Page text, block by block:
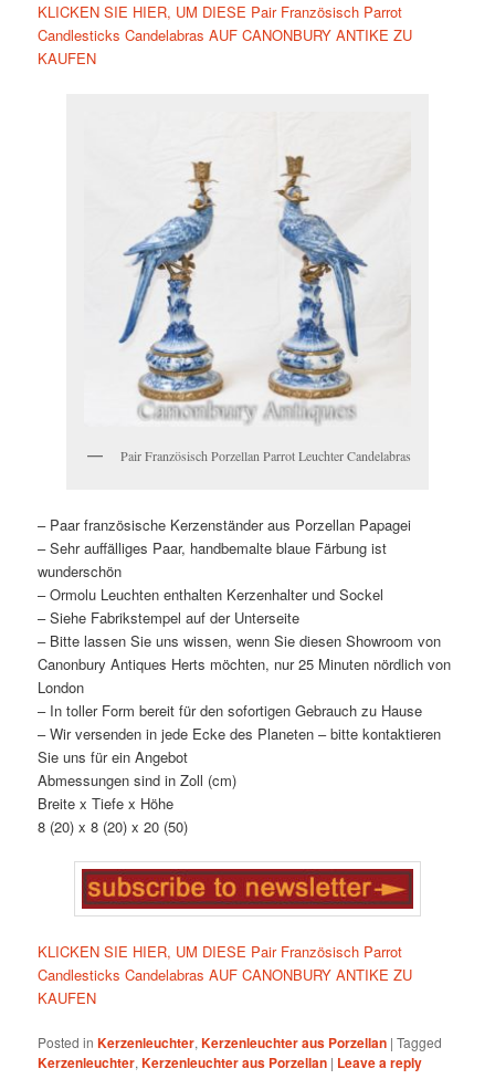
KLICKEN SIE HIER, UM DIESE Pair Französisch Parrot
Candlesticks Candelabras AUF CANONBURY ANTIKE ZU
KAUFEN
Pair Französisch Porzellan Parrot Leuchter Candelabras
– Paar französische Kerzenständer aus Porzellan Papagei
– Sehr auffälliges Paar, handbemalte blaue Färbung ist
wunderschön
– Ormolu Leuchten enthalten Kerzenhalter und Sockel
– Siehe Fabrikstempel auf der Unterseite
– Bitte lassen Sie uns wissen, wenn Sie diesen Showroom von
Canonbury Antiques Herts möchten, nur 25 Minuten nördlich von
London
– In toller Form bereit für den sofortigen Gebrauch zu Hause
– Wir versenden in jede Ecke des Planeten – bitte kontaktieren
Sie uns für ein Angebot
Abmessungen sind in Zoll (cm)
Breite x Tiefe x Höhe
8 (20) x 8 (20) x 20 (50)
KLICKEN SIE HIER, UM DIESE Pair Französisch Parrot
Candlesticks Candelabras AUF CANONBURY ANTIKE ZU
KAUFEN
Posted in Kerzenleuchter,Kerzenleuchter aus Porzellan |Tagged
Kerzenleuchter,Kerzenleuchter aus Porzellan | Leave a reply